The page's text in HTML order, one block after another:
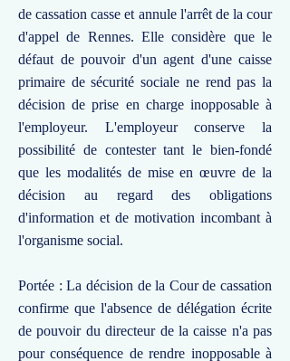
de cassation casse et annule l'arrêt de la cour
d'appel de Rennes. Elle considère que le
défaut de pouvoir d'un agent d'une caisse
primaire de sécurité sociale ne rend pas la
décision de prise en charge inopposable à
l'employeur. L'employeur conserve la
possibilité de contester tant le bien-fondé
que les modalités de mise en œuvre de la
décision au regard des obligations
d'information et de motivation incombant à
l'organisme social.
Portée : La décision de la Cour de cassation
confirme que l'absence de délégation écrite
de pouvoir du directeur de la caisse n'a pas
pour conséquence de rendre inopposable à